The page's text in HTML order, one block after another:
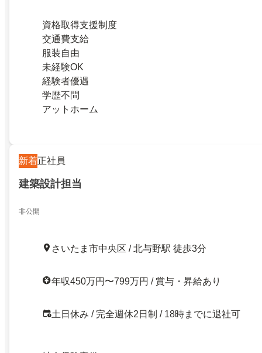
資格取得支援制度
交通費支給
服装自由
未経験OK
経験者優遇
学歴不問
アットホーム
新着正社員
建築設計担当
非公開
さいたま市中央区 / 北与野駅 徒歩3分
年収450万円〜799万円 / 賞与・昇給あり
土日休み / 完全週休2日制 / 18時までに退社可